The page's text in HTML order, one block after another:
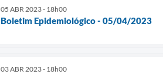
05 ABR 2023 - 18h00
Boletim Epidemiológico - 05/04/2023
03 ABR 2023 - 18h00